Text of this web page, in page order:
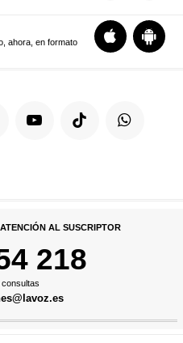
ahora, en formato
AL SUSCRIPTOR
218